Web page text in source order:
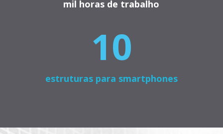
mil horas de trabalho
10
estruturas para smartphones